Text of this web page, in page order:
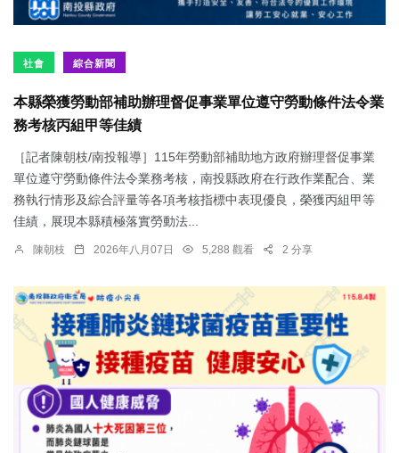
社會 綜合新聞
本縣榮獲勞動部補助辦理督促事業單位遵守勞動條件法令業
務考核丙組甲等佳績
［記者陳朝枝/南投報導］115年勞動部補助地方政府辦理督促事業
單位遵守勞動條件法令業務考核，南投縣政府在行政作業配合、業
務執行情形及綜合評量等各項考核指標中表現優良，榮獲丙組甲等
佳績，展現本縣積極落實勞動法...
陳朝枝 2026年八月07日 5,288 觀看 2 分享